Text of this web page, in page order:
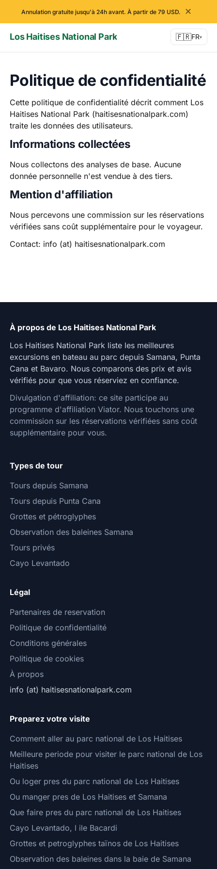
Annulation gratuite jusqu'à 24h avant. À partir de 79 USD. ✕
Los Haitises National Park 🇫🇷FR▾
Politique de confidentialité
Cette politique de confidentialité décrit comment Los
Haitises National Park (haitisesnationalpark.com)
traite les données des utilisateurs.
Informations collectées
Nous collectons des analyses de base. Aucune
donnée personnelle n'est vendue à des tiers.
Mention d'affiliation
Nous percevons une commission sur les réservations
vérifiées sans coût supplémentaire pour le voyageur.
Contact: info (at) haitisesnationalpark.com
À propos de Los Haitises National Park
Los Haitises National Park liste les meilleures
excursions en bateau au parc depuis Samana, Punta
Cana et Bavaro. Nous comparons des prix et avis
vérifiés pour que vous réserviez en confiance.
Divulgation d'affiliation: ce site participe au
programme d'affiliation Viator. Nous touchons une
commission sur les réservations vérifiées sans coût
supplémentaire pour vous.
Types de tour
Tours depuis Samana
Tours depuis Punta Cana
Grottes et pétroglyphes
Observation des baleines Samana
Tours privés
Cayo Levantado
Légal
Partenaires de reservation
Politique de confidentialité
Conditions générales
Politique de cookies
À propos
info (at) haitisesnationalpark.com
Preparez votre visite
Comment aller au parc national de Los Haitises
Meilleure periode pour visiter le parc national de Los
Haitises
Ou loger pres du parc national de Los Haitises
Ou manger pres de Los Haitises et Samana
Que faire pres du parc national de Los Haitises
Cayo Levantado, l ile Bacardi
Grottes et petroglyphes taïnos de Los Haitises
Observation des baleines dans la baie de Samana